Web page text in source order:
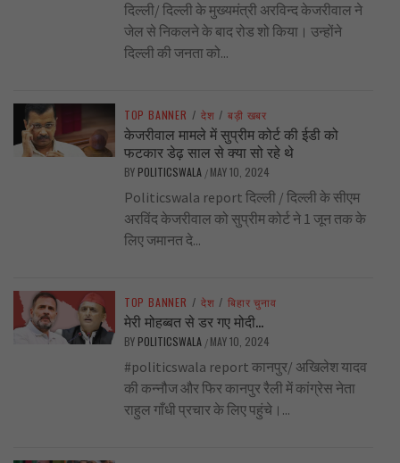
दिल्ली/ दिल्ली के मुख्यमंत्री अरविन्द केजरीवाल ने
जेल से निकलने के बाद रोड शो किया। उन्होंने
दिल्ली की जनता को...
TOP BANNER / देश / बड़ी खबर
केजरीवाल मामले में सुप्रीम कोर्ट की ईडी को
फटकार डेढ़ साल से क्या सो रहे थे
BY POLITICSWALA / MAY 10, 2024
Politicswala report दिल्ली / दिल्ली के सीएम
अरविंद केजरीवाल को सुप्रीम कोर्ट ने 1 जून तक के
लिए जमानत दे...
TOP BANNER / देश / बिहार चुनाव
मेरी मोहब्बत से डर गए मोदी…
BY POLITICSWALA / MAY 10, 2024
#politicswala report कानपुर/ अखिलेश यादव
की कन्नौज और फिर कानपुर रैली में कांग्रेस नेता
राहुल गाँधी प्रचार के लिए पहुंचे।...